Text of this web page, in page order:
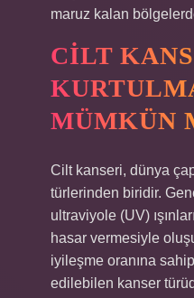
maruz kalan
CILT
MÜMKÜN
Cilt kanseri, dünya
türlerinden biridir.
ultraviyole (UV)
hasar vermesiyle
iyileşme oranına
edilebilen kanser